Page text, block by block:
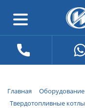
Главная Оборудование
Твердотопливные